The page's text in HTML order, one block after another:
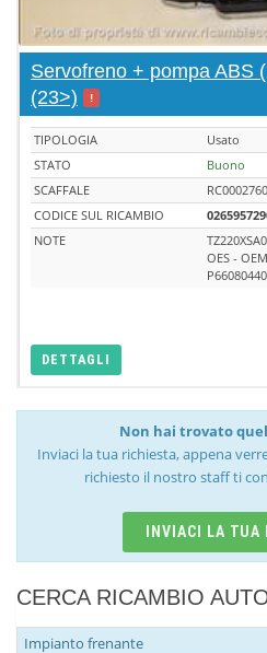
Servofreno + pompa ABS
(23>)
!
TIPOLOGIA
Usato
STATO
Buono
SCAFFALE
CODICE SUL RICAMBIO
NOTE
OES -
DETTAGLI
Non hai trovato
Inviaci la tua richiesta, appena
richiesto il nostro staff ti
INVIACI LA TUA
CERCA RICAMBIO
Impianto frenante